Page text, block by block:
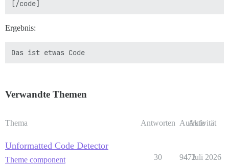
Ergebnis:
Das ist etwas Code
Verwandte Themen
Thema Antworten Aufrufe
Aktivität
Unformatted Code Detector
Theme component 30 9472
4. Juli 2026